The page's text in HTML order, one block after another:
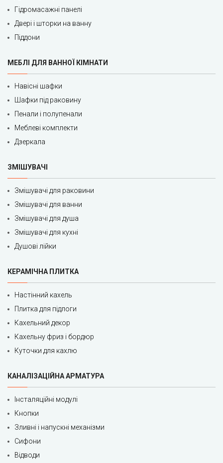
Гідромасажні панелі
Двері і шторки на ванну
Піддони
МЕБЛІ ДЛЯ ВАННОЇ КІМНАТИ
Навісні шафки
Шафки під раковину
Пенали і полупенали
Меблеві комплекти
Дзеркала
ЗМІШУВАЧІ
Змішувачі для раковини
Змішувачі для ванни
Змішувачі для душа
Змішувачі для кухні
Душові лійки
КЕРАМІЧНА ПЛИТКА
Настінний кахель
Плитка для підлоги
Кахельний декор
Кахельну фриз і бордюр
Куточки для кахлю
КАНАЛІЗАЦІЙНА АРМАТУРА
Інсталяційні модулі
Кнопки
Зливні і напускні механізми
Сифони
Відводи